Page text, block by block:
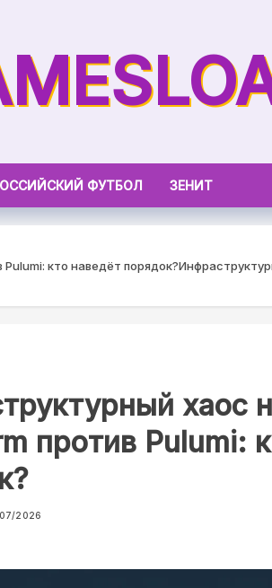
ФУТБОЛ ЗЕНИТ
кто наведёт порядок?
хаос
против Pulumi:
2026